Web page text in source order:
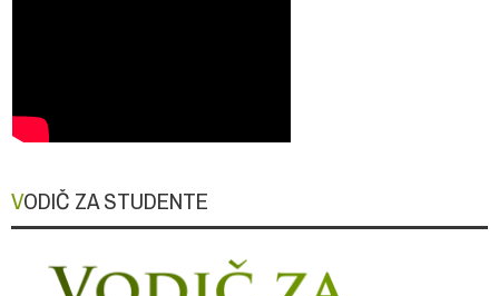
VODIČ ZA STUDENTE